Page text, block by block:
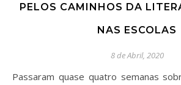
PELOS CAMINHOS DA
NAS ESCOLAS
8 de Abril, 2020
Passaram quase quatro semanas sobre o encerramento